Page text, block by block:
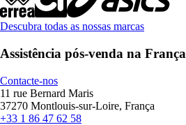
Descubra todas as nossas marcas
Assistência pós-venda na França
Contacte-nos
11 rue Bernard Maris
37270 Montlouis-sur-Loire, França
+33 1 86 47 62 58